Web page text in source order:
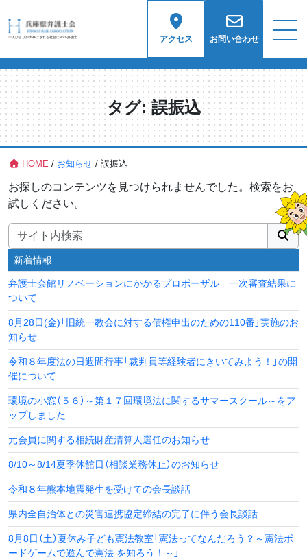
アクセス お問い合わせ
タグ:誤振込
HOME / お知らせ /誤振込
お探しのコンテンツを見つけられませんでした。検索をお
試しください。
検索:
新着情報
弁護士会館リノベーションにかかるプロポーザル 一次審査結果に
ついて
8月28日(金)「旧統一教会に対する債権申出のための110番」実施のお
知らせ
令和８年度法の日週間行事「裁判員等経験者にきいてみよう！」の開
催について
環境の小窓（５６）～第１７回環境法に関するサマースクール～をア
ップしました
元会員に関する相続財産清算人選任のお知らせ
8/10～8/14夏季休館日（相談業務休止）のお知らせ
令和８年熊本地震発生を受けての会長談話
県内全自治体との災害連携協定締結の完了に伴う会長談話
8月8日（土）夏休み子ども憲法教室「憲法ってなんだろう？～憲法ボ
ードゲームで遊んで憲法 を知ろう！～」